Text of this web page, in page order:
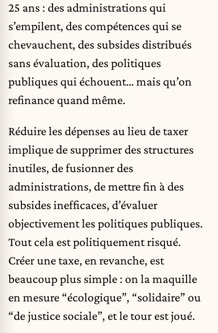
25 ans : des administrations qui
s’empilent, des compétences qui se
chevauchent, des subsides distribués
sans évaluation, des politiques
publiques qui échouent… mais qu’on
refinance quand même.
Réduire les dépenses au lieu de taxer
implique de supprimer des structures
inutiles, de fusionner des
administrations, de mettre fin à des
subsides inefficaces, d’évaluer
objectivement les politiques publiques.
Tout cela est politiquement risqué.
Créer une taxe, en revanche, est
beaucoup plus simple : on la maquille
en mesure “écologique”, “solidaire” ou
“de justice sociale”, et le tour est joué.